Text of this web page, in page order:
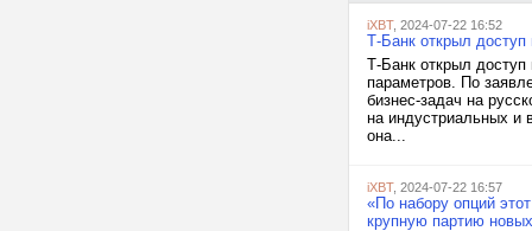
iXBT, 2024-07-22 16:52
Т-Банк открыл доступ
Т-Банк открыл
параметров. По
бизнес-задач на
на индустриальных и
она...
iXBT, 2024-07-22 16:57
«По набору опций
крупную партию